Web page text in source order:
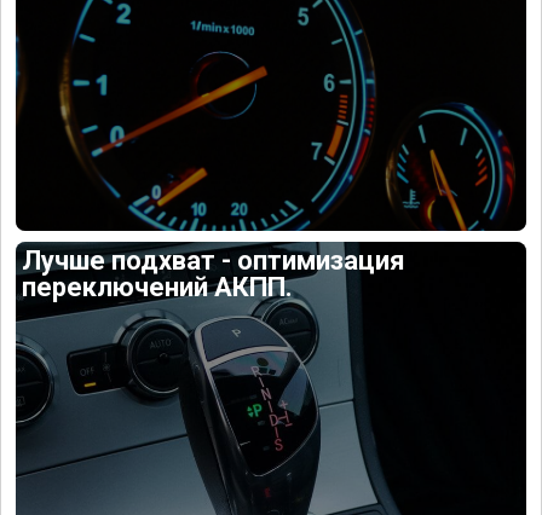
Лучше подхват - оптимизация
переключений АКПП.